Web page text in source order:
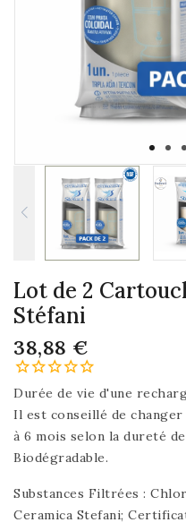
Lot de 2
Stéfani
38,88 €
Durée de vie d'une
Il est conseillé de
à 6 mois selon la dureté
Biodégradable.
Substances Filtrées :
Ceramica Stefani;